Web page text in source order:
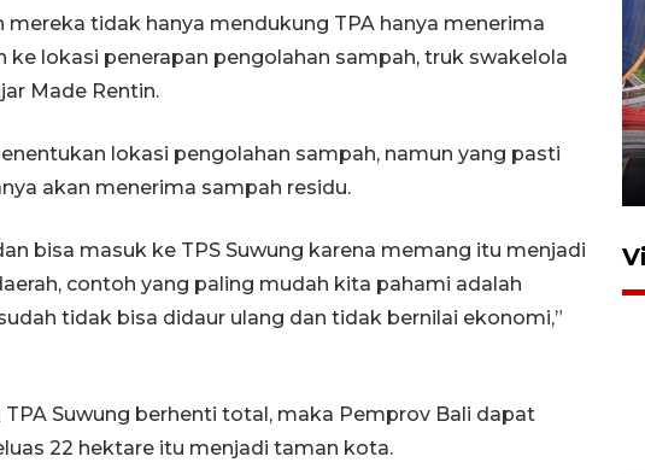
mereka tidak hanya mendukung TPA hanya menerima
ke lokasi penerapan pengolahan sampah, truk swakelola
Made Rentin.
lokasi pengolahan sampah, namun yang pasti
akan menerima sampah residu.
bisa masuk ke TPS Suwung karena memang itu menjadi
contoh yang paling mudah kita pahami adalah
tidak bisa didaur ulang dan tidak bernilai ekonomi,”
Suwung berhenti total, maka Pemprov Bali dapat
22 hektare itu menjadi taman kota.
Stasiun Bogor